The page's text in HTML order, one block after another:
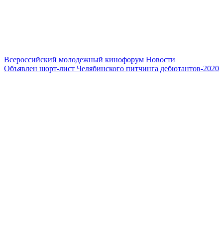
Всероссийский молодежный кинофорум Новости
Объявлен шорт-лист Челябинского питчинга дебютантов-2020